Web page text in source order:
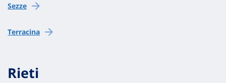
Sezze
Terracina
Rieti